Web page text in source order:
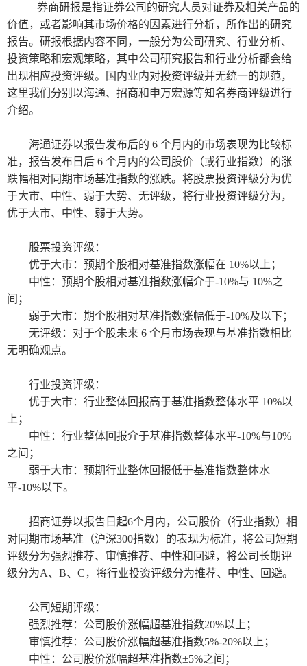
券商研报是指证券公司的研究人员对证券及相关产品的
价值，或者影响其市场价格的因素进行分析，所作出的研究
报告。 研报根据内容不同，一般分为公司研究、行业分析、
投资策略和宏观策略，其中公司研究报告和行业分析都会给
出现相应投资评级。国内业内对投资评级并无统一的规范，
这里我们分别以海通、招商和申万宏源等知名券商评级进行
介绍。
海通证券以报告发布后的 6 个月内的市场表现为比较标
准，报告发布日后 6 个月内的公司股价（或行业指数）的涨
跌幅相对同期市场基准指数的涨跌。将股票投资评级分为优
于大市、中性、弱于大势、无评级，将行业投资评级分为，
优于大市、中性、弱于大势。
股票投资评级：
优于大市：预期个股相对基准指数涨幅在 10%以上；
中性：预期个股相对基准指数涨幅介于-10%与 10%之
间；
弱于大市：期个股相对基准指数涨幅低于-10%及以下；
无评级：对于个股未来 6 个月市场表现与基准指数相比
无明确观点。
行业投资评级：
优于大市：行业整体回报高于基准指数整体水平 10%以
上；
中性：行业整体回报介于基准指数整体水平-10%与10%
之间；
弱于大市：预期行业整体回报低于基准指数整体水
平-10%以下。
招商证券以报告日起6个月内，公司股价（行业指数）相
对同期市场基准（沪深300指数）的表现为标准，将公司短期
评级分为强烈推荐、审慎推荐、中性和回避，将公司长期评
级分为A、B、C，将行业投资评级分为推荐、中性、回避。
公司短期评级：
强烈推荐：公司股价涨幅超基准指数20%以上；
审慎推荐：公司股价涨幅超基准指数5%-20%以上；
中性：公司股价涨幅超基准指数±5%之间；